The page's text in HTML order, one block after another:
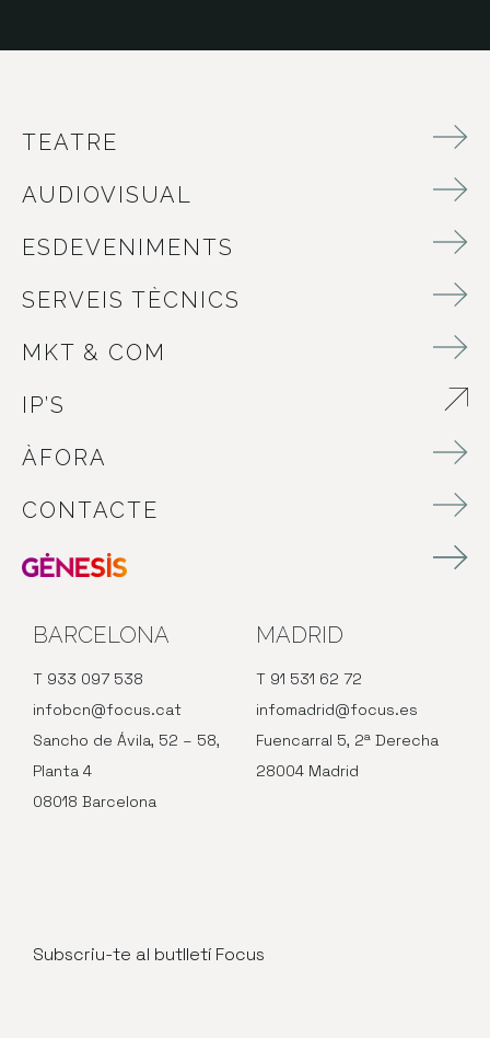
TEATRE
AUDIOVISUAL
ESDEVENIMENTS
SERVEIS TÈCNICS
MKT & COM
IP’S
ÀFORA
CONTACTE
BARCELONA
T 933 097 538
infobcn@focus.cat
Sancho de Ávila, 52 – 58,
Planta 4
08018 Barcelona
MADRID
T 91 531 62 72
infomadrid@focus.es
Fuencarral 5, 2ª Derecha
28004 Madrid
Subscriu-te al butlletí Focus